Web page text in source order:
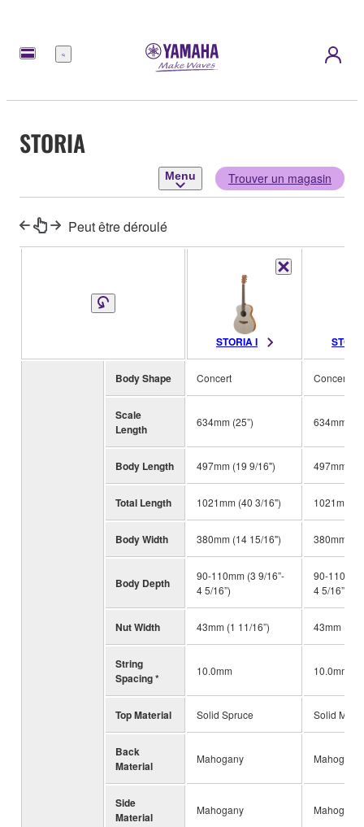
Menu
STORIA
Menu Trouver un magasin
Peut être déroulé
STORIA I
Body Shape Concert Concert
Scale
Length
634mm (25”) 634mm
Body Length 497mm (19 9/16") 497mm
Total Length 1021mm (40 3/16") 1021mm
Body Width 380mm (14 15/16") 380mm
Body Depth
90-110mm (3 9/16”-
4 5/16”)
90-110mm
4 5/16”)
Nut Width 43mm (1 11/16”) 43mm (1
String
Spacing *
10.0mm 10.0mm
Top Material Solid Spruce Solid
Back
Material
Mahogany Mahogany
Side
Material
Mahogany Mahogany